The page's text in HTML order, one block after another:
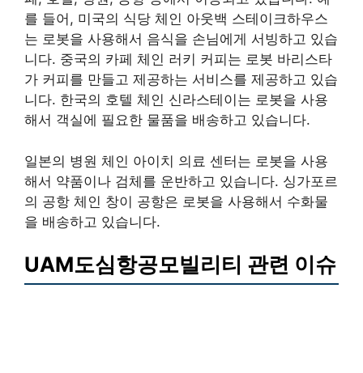
를 들어, 미국의 식당 체인 아웃백 스테이크하우스
는 로봇을 사용해서 음식을 손님에게 서빙하고 있습
니다. 중국의 카페 체인 러키 커피는 로봇 바리스타
가 커피를 만들고 제공하는 서비스를 제공하고 있습
니다. 한국의 호텔 체인 신라스테이는 로봇을 사용
해서 객실에 필요한 물품을 배송하고 있습니다.
일본의 병원 체인 아이치 의료 센터는 로봇을 사용
해서 약품이나 검체를 운반하고 있습니다. 싱가포르
의 공항 체인 창이 공항은 로봇을 사용해서 수화물
을 배송하고 있습니다.
UAM도심항공모빌리티 관련 이슈